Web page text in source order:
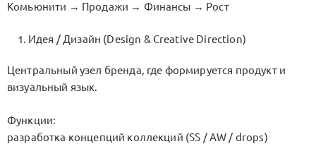
Комьюнити → Продажи → Финансы → Рост
Идея / Дизайн (Design & Creative Direction)
Центральный узел бренда, где формируется продукт и
визуальный язык.
Функции:
разработка концепций коллекций (SS / AW / drops)